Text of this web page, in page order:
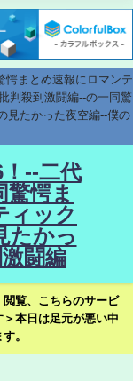
愕まとめ速報にロマンテ
判殺到激闘編--の一同驚
見たかった夜空編--僕の
--二代
驚愕ま
ィック
たかっ
闘編
覧、こちらのサービ
本日は足元が悪い中
。